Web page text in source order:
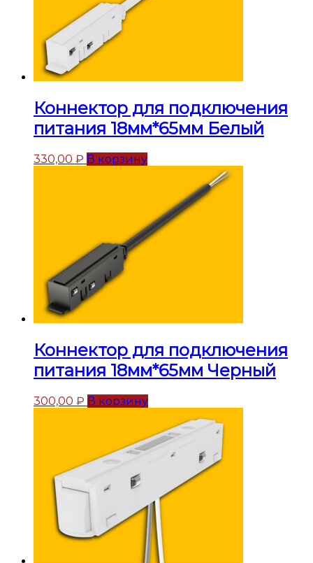
Коннектор для подключения
питания 18мм*65мм Белый
330,00 ₽ В корзину
Коннектор для подключения
питания 18мм*65мм Черный
300,00 ₽ В корзину